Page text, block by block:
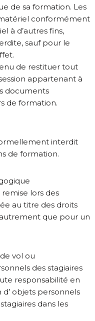
de sa formation. Les
conformément
à d’autres fins,
sauf pour le
de restituer tout
appartenant à
documents
de formation.
interdit
de formation.
lors des
au titre des droits
que pour un
vol ou
des stagiaires
responsabilité en
objets personnels
dans les